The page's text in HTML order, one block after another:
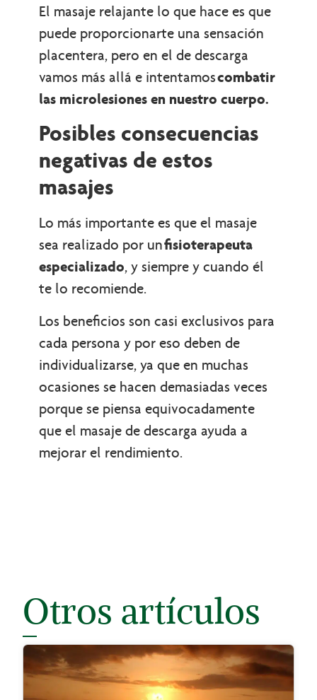
El masaje relajante lo que hace es que
puede proporcionarte una sensación
placentera, pero en el de descarga
vamos más allá e intentamoscombatir
las microlesiones en nuestro cuerpo.
Posibles consecuencias
negativas de estos
masajes
Lo más importante es que el masaje
sea realizado por unfisioterapeuta
especializado, y siempre y cuando él
te lo recomiende.
Los beneficios son casi exclusivos para
cada persona y por eso deben de
individualizarse, ya que en muchas
ocasiones se hacen demasiadas veces
porque se piensa equivocadamente
que el masaje de descarga ayuda a
mejorar el rendimiento.
Otros artículos